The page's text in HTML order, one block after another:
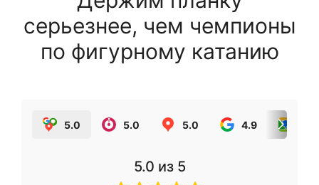
серьезнее, чем чемпионы
по фигурному катанию
5.0 5.0 5.0 4.9
5.0 из 5